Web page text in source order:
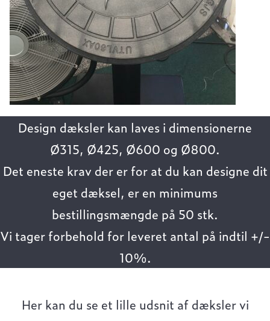
Design dæksler kan laves i dimensionerne
Ø315, Ø425, Ø600 og Ø800.
Det eneste krav der er for at du kan designe dit
eget dæksel, er en minimums
bestillingsmængde på 50 stk.
Vi tager forbehold for leveret antal på indtil +/-
10%.
Her kan du se et lille udsnit af dæksler vi